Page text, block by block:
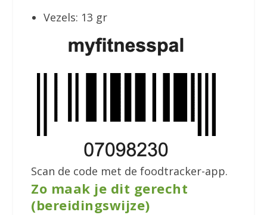
Vezels: 13 gr
Scan de code met de foodtracker-app.
Zo maak je dit gerecht
(bereidingswijze)